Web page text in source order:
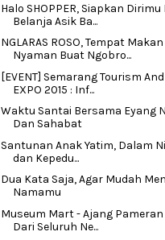
Halo SHOPPER, Siapkan
Belanja Asik Ba...
NGLARAS ROSO, Tempat
Nyaman Buat Ngobro...
[EVENT] Semarang Tourism
EXPO 2015 : Inf...
Waktu Santai Bersama Eyang
Dan Sahabat
Santunan Anak Yatim, Dalam
dan Kepedu...
Dua Kata Saja, Agar Mudah
Namamu
Museum Mart - Ajang
Dari Seluruh Ne...